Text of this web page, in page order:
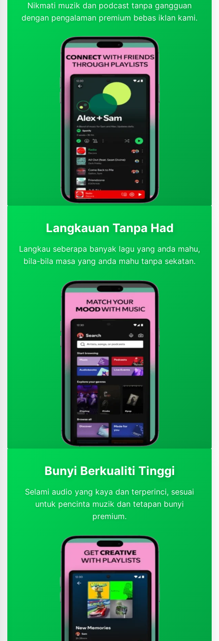
Nikmati muzik dan podcast tanpa gangguan
dengan pengalaman premium bebas iklan kami.
Langkauan Tanpa Had
Langkau seberapa banyak lagu yang anda mahu,
bila-bila masa yang anda mahu tanpa sekatan.
Bunyi Berkualiti Tinggi
Selami audio yang kaya dan terperinci, sesuai
untuk pencinta muzik dan tetapan bunyi
premium.